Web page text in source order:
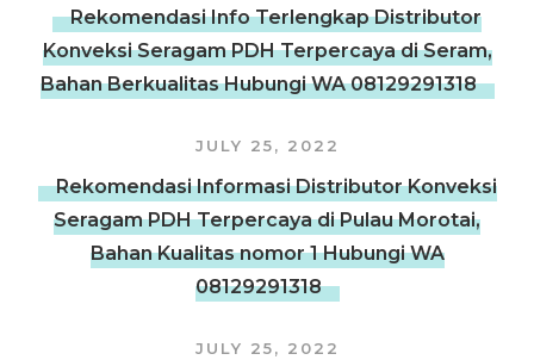
Rekomendasi Info Terlengkap Distributor
Konveksi Seragam PDH Terpercaya di Seram,
Bahan Berkualitas Hubungi WA 08129291318
JULY 25, 2022
Rekomendasi Informasi Distributor Konveksi
Seragam PDH Terpercaya di Pulau Morotai,
Bahan Kualitas nomor 1 Hubungi WA
08129291318
JULY 25, 2022